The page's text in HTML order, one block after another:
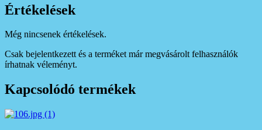
Értékelések
Még nincsenek értékelések.
Csak bejelentkezett és a terméket már megvásárolt felhasználók
írhatnak véleményt.
Kapcsolódó termékek